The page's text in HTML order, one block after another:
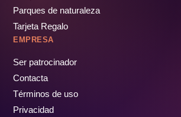
Parques de naturaleza
Tarjeta Regalo
EMPRESA
Ser patrocinador
Contacta
Términos de uso
Privacidad